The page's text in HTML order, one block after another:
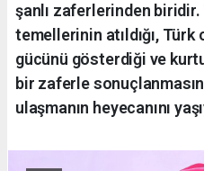
şanlı zaferlerinden
temellerinin atıldığı,
gücünü gösterdiği ve
bir zaferle
ulaşmanın heyecanını